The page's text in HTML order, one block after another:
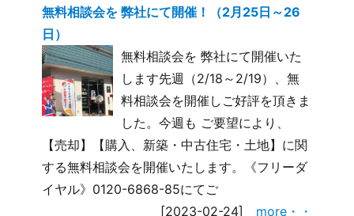
無料相談会を 弊社にて開催！（2月25日～26
日）
無料相談会を 弊社にて開催いた
します先週（2/18～2/19）、無
料相談会を開催しご好評を頂きま
した。今週も ご要望により、
【売却】【購入、新築・中古住宅・土地】に関
する無料相談会を開催いたします。《フリーダ
イヤル》0120-6868-85にてご
[2023-02-24] more・・